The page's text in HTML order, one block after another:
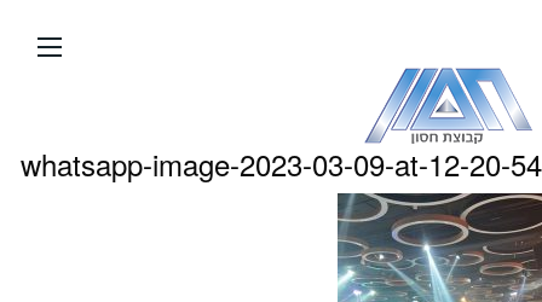
העמוד
whatsapp-image-2023-03-09-at-12-20-54